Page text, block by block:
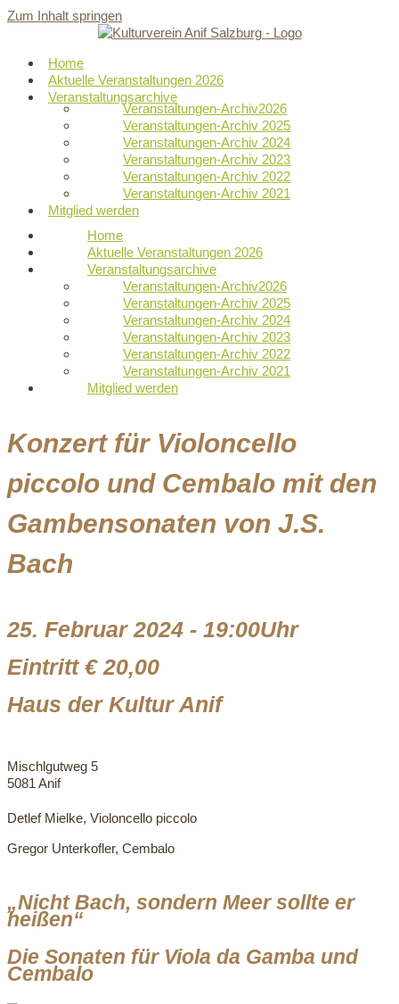
Zum Inhalt springen
Home
Aktuelle Veranstaltungen 2026
Veranstaltungsarchive
Veranstaltungen-Archiv2026
Veranstaltungen-Archiv 2025
Veranstaltungen-Archiv 2024
Veranstaltungen-Archiv 2023
Veranstaltungen-Archiv 2022
Veranstaltungen-Archiv 2021
Mitglied werden
Home
Aktuelle Veranstaltungen 2026
Veranstaltungsarchive
Veranstaltungen-Archiv2026
Veranstaltungen-Archiv 2025
Veranstaltungen-Archiv 2024
Veranstaltungen-Archiv 2023
Veranstaltungen-Archiv 2022
Veranstaltungen-Archiv 2021
Mitglied werden
Konzert für Violoncello
piccolo und Cembalo mit den
Gambensonaten von J.S.
Bach
25. Februar 2024 - 19:00Uhr
Eintritt € 20,00
Haus der Kultur Anif
Mischlgutweg 5
5081 Anif
Detlef Mielke, Violoncello piccolo
Gregor Unterkofler, Cembalo
„Nicht Bach, sondern Meer sollte er
heißen“
Die Sonaten für Viola da Gamba und
Cembalo